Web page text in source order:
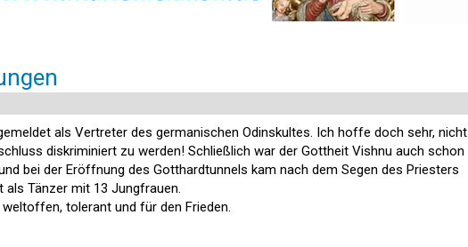
als Vertreter des germanischen Odinskultes. Ich hoffe doch sehr, nicht
diskriminiert zu werden! Schließlich war der Gottheit Vishnu auch schon
bei der Eröffnung des Gotthardtunnels kam nach dem Segen des Priesters
als Tänzer mit 13 Jungfrauen.
tolerant und für den Frieden.